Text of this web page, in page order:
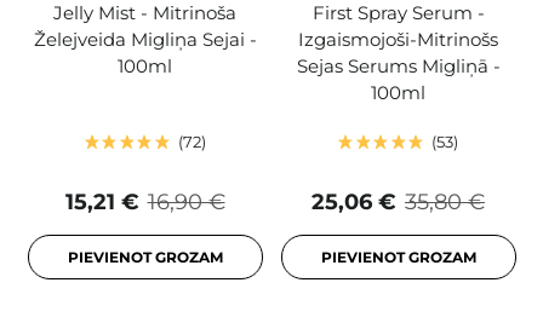
Jelly Mist - Mitrinoša
Želejveida Migliņa Sejai -
100ml
72
16,90 €
15,21 €
PIEVIENOT GROZAM
First Spray Serum -
Izgaismojoši-Mitrinošs
Sejas Serums Migliņā -
100ml
53
35,80 €
25,06 €
PIEVIENOT GROZAM